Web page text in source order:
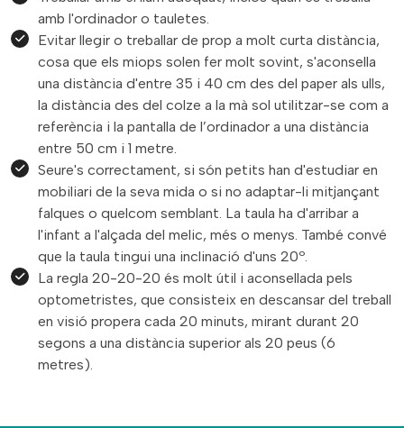
amb l'ordinador o tauletes.
Evitar llegir o treballar de prop a molt curta distància,
cosa que els miops solen fer molt sovint, s'aconsella
una distància d'entre 35 i 40 cm des del paper als ulls,
la distància des del colze a la mà sol utilitzar-se com a
referència i la pantalla de l’ordinador a una distància
entre 50 cm i 1 metre.
Seure's correctament, si són petits han d'estudiar en
mobiliari de la seva mida o si no adaptar-li mitjançant
falques o quelcom semblant. La taula ha d'arribar a
l'infant a l'alçada del melic, més o menys. També convé
que la taula tingui una inclinació d'uns 20º.
La regla 20-20-20 és molt útil i aconsellada pels
optometristes, que consisteix en descansar del treball
en visió propera cada 20 minuts, mirant durant 20
segons a una distància superior als 20 peus (6
metres).